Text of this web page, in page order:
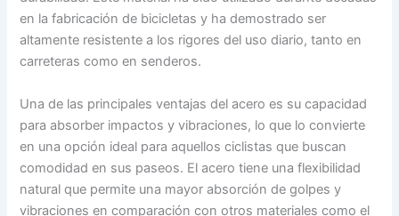
en la fabricación de bicicletas y ha demostrado ser
altamente resistente a los rigores del uso diario, tanto en
carreteras como en senderos.
Una de las principales ventajas del acero es su capacidad
para absorber impactos y vibraciones, lo que lo convierte
en una opción ideal para aquellos ciclistas que buscan
comodidad en sus paseos. El acero tiene una flexibilidad
natural que permite una mayor absorción de golpes y
vibraciones en comparación con otros materiales como el